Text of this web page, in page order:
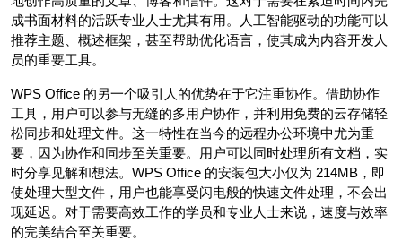
成书面材料的活跃专业人士尤其有用。人工智能驱动的功能可以
推荐主题、概述框架，甚至帮助优化语言，使其成为内容开发人
员的重要工具。
WPS Office 的另一个吸引人的优势在于它注重协作。借助协作
工具，用户可以参与无缝的多用户协作，并利用免费的云存储轻
松同步和处理文件。这一特性在当今的远程办公环境中尤为重
要，因为协作和同步至关重要。用户可以同时处理所有文档，实
时分享见解和想法。WPS Office 的安装包大小仅为 214MB，即
使处理大型文件，用户也能享受闪电般的快速文件处理，不会出
现延迟。对于需要高效工作的学员和专业人士来说，速度与效率
的完美结合至关重要。